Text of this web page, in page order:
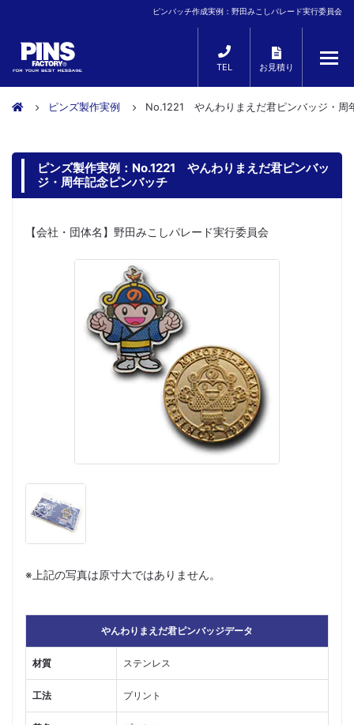
ピンバッチ作成実例：野田みこしパレード実行委員会
TEL お見積り
ピンズ製作実例 No.1221 やんわりまえだ君ピンバッジ・周
ピンズ製作実例：No.1221 やんわりまえだ君ピンバッ
ジ・周年記念ピンバッチ
【会社・団体名】野田みこしパレード実行委員会
※上記の写真は原寸大ではありません。
やんわりまえだ君ピンバッジデータ
材質 ステンレス
工法 プリント